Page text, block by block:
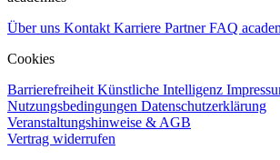
Über uns Kontakt Karriere PartnerFAQ
Cookies
Barrierefreiheit Künstliche Intelligenz
Nutzungsbedingungen Datenschutzerklärung
Veranstaltungshinweise & AGB
Vertrag widerrufen